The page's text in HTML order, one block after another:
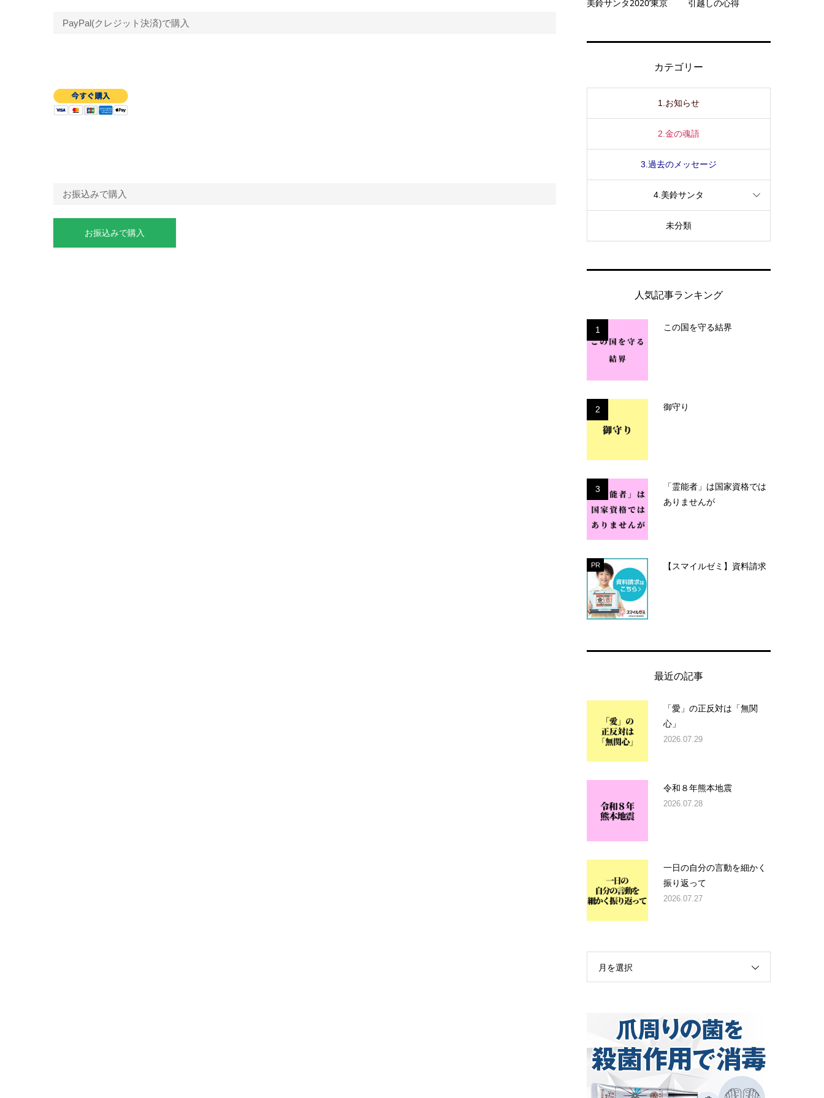
PayPal(クレジット決済)で購入
お振込みで購入
お振込みで購入
美鈴サンタ2020’東京 引越しの心得
カテゴリー
1.お知らせ
2.金の魂語
3.過去のメッセージ
4.美鈴サンタ
未分類
人気記事ランキング
1 この国を守る結界
2 御守り
3
「霊能者」は国家資格では
ありませんが
PR 【スマイルゼミ】資料請求
最近の記事
「愛」の正反対は「無関
心」
2026.07.29
令和８年熊本地震
2026.07.28
一日の自分の言動を細かく
振り返って
2026.07.27
月を選択